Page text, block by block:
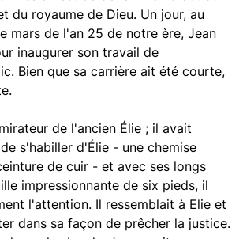
du royaume de Dieu. Un jour, au
mars de l'an 25 de notre ère, Jean
inaugurer son travail de
Bien que sa carrière ait été courte,
de l'ancien Élie ; il avait
s'habiller d'Élie - une chemise
de cuir - et avec ses longs
impressionnante de six pieds, il
l'attention. Il ressemblait à Elie et
dans sa façon de prêcher la justice.